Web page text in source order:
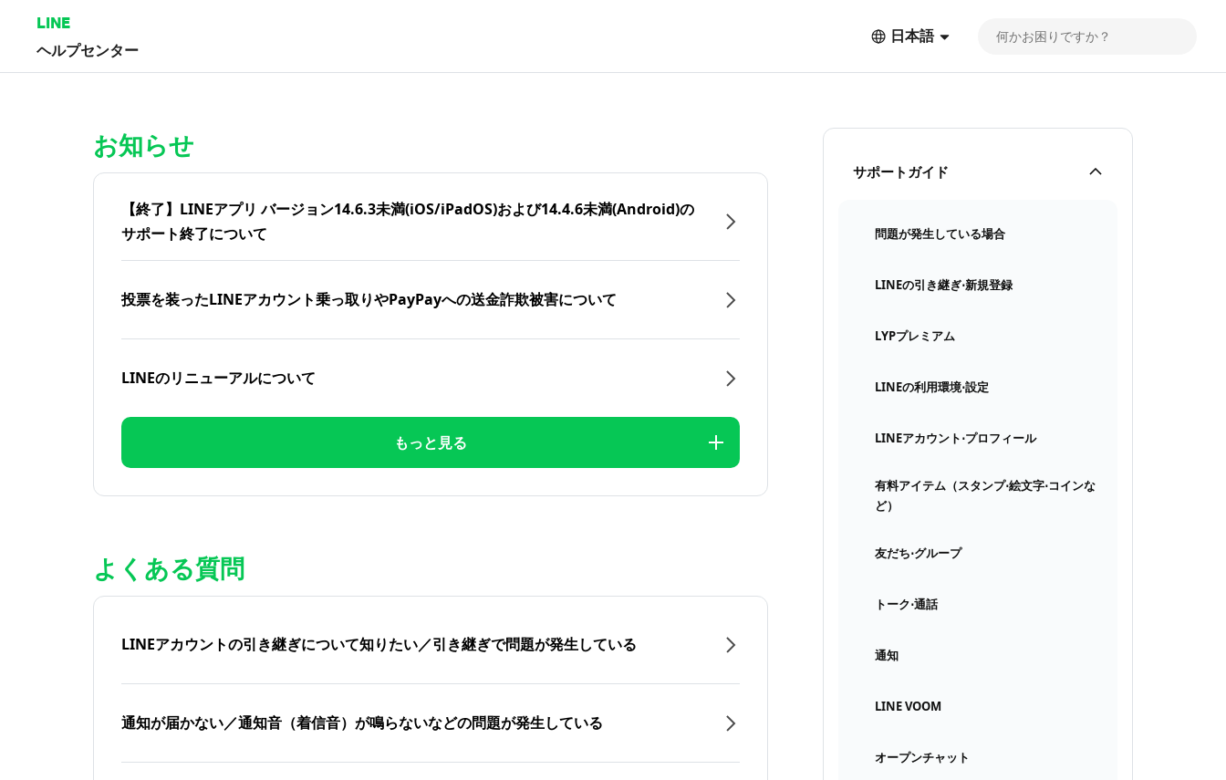
LINE
ヘルプセンター
日本語
サポートガイド
問題が発生している場合
LINEの引き継ぎ⋅新規登録
LYPプレミアム
LINEの利用環境⋅設定
LINEアカウント⋅プロフィール
有料アイテム（スタンプ⋅絵文字⋅コインな
ど）
友だち⋅グループ
トーク⋅通話
通知
LINE VOOM
オープンチャット
お知らせ
【終了】LINEアプリ バージョン14.6.3未満(iOS/iPadOS)および14.4.6未満(Android)の
サポート終了について
投票を装ったLINEアカウント乗っ取りやPayPayへの送金詐欺被害について
LINEのリニューアルについて
もっと見る
よくある質問
LINEアカウントの引き継ぎについて知りたい／引き継ぎで問題が発生している
通知が届かない／通知音（着信音）が鳴らないなどの問題が発生している